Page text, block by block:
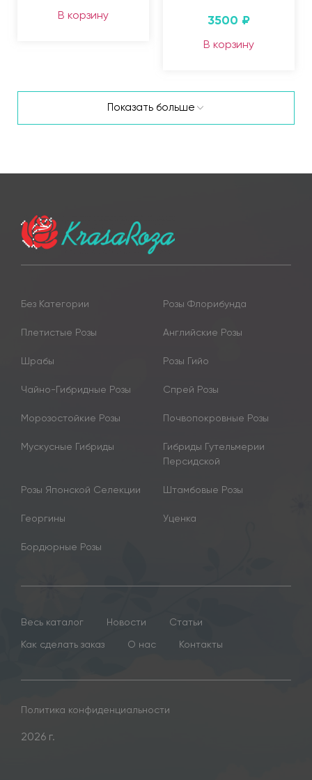
В корзину 3500 ₽
В корзину
Показать больше
Без Категории Розы Флорибунда
Плетистые Розы Английские Розы
Шрабы Розы Гийо
Чайно-Гибридные Розы Спрей Розы
Морозостойкие Розы Почвопокровные Розы
Мускусные Гибриды
Гибриды Гутельмерии
Персидской
Розы Японской Селекции Штамбовые Розы
Георгины Уценка
Бордюрные Розы
Весь каталог Новости
Статьи
Как сделать заказ
О нас Контакты
Политика конфиденциальности
2026 г.